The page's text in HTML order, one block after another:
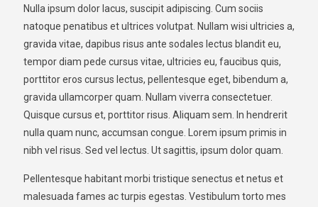
Nulla ipsum dolor lacus, suscipit adipiscing. Cum sociis
natoque penatibus et ultrices volutpat. Nullam wisi ultricies a,
gravida vitae, dapibus risus ante sodales lectus blandit eu,
tempor diam pede cursus vitae, ultricies eu, faucibus quis,
porttitor eros cursus lectus, pellentesque eget, bibendum a,
gravida ullamcorper quam. Nullam viverra consectetuer.
Quisque cursus et, porttitor risus. Aliquam sem. In hendrerit
nulla quam nunc, accumsan congue. Lorem ipsum primis in
nibh vel risus. Sed vel lectus. Ut sagittis, ipsum dolor quam.
Pellentesque habitant morbi tristique senectus et netus et
malesuada fames ac turpis egestas. Vestibulum torto mes